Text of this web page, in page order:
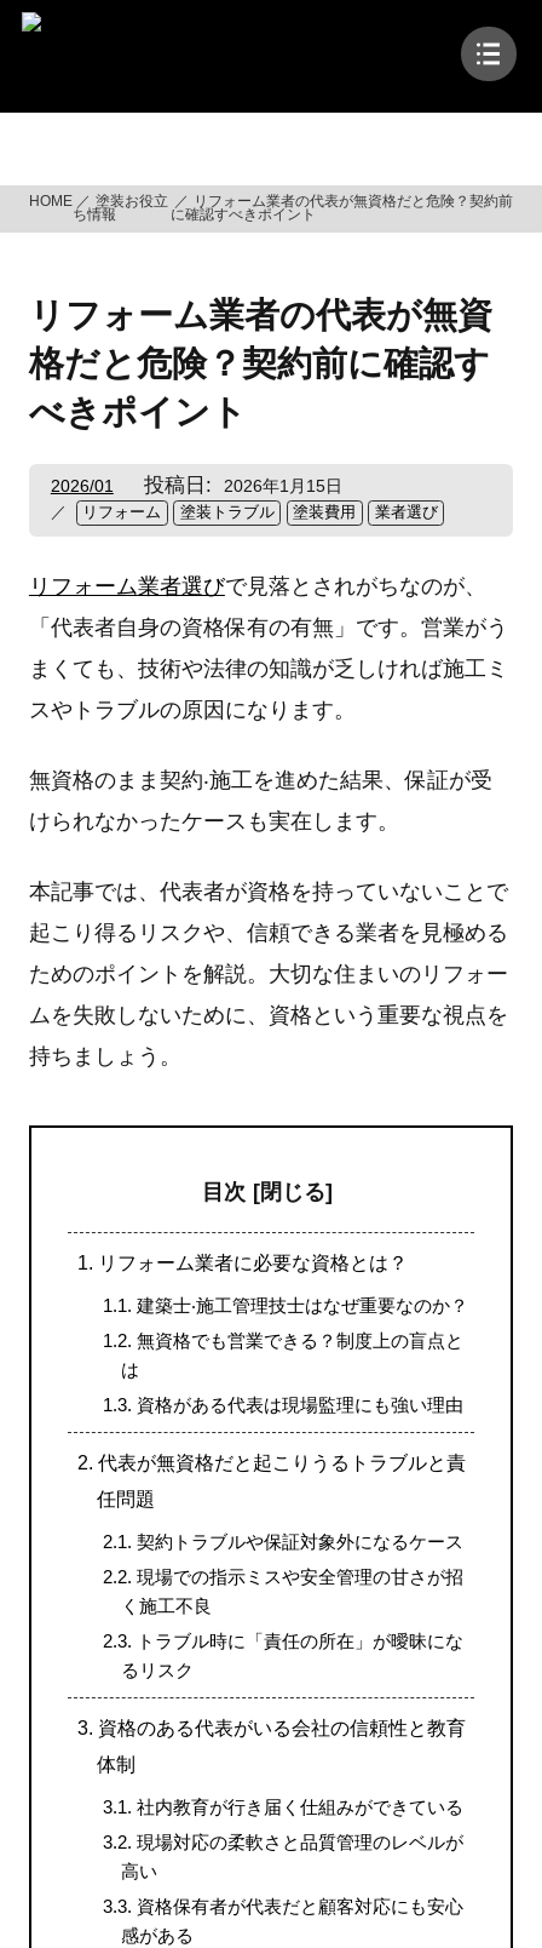
ス
ッ
HOME 塗装お役立
ち情報
リフォーム業者の代表が無資格だと危険？契約前
に確認すべきポイント
リフォーム業者の代表が無資
格だと危険？契約前に確認す
べきポイント
2026/01 投稿日: 2026年1月15日
リフォーム 塗装トラブル 塗装費用 業者選び
リフォーム業者選びで⾒落とされがちなのが、
「代表者⾃⾝の資格保有の有無」です。営業がう
まくても、技術や法律の知識が乏しければ施⼯ミ
スやトラブルの原因になります。
無資格のまま契約‧施⼯を進めた結果、保証が受
けられなかったケースも実在します。
本記事では、代表者が資格を持っていないことで
起こり得るリスクや、信頼できる業者を⾒極める
ためのポイントを解説。⼤切な住まいのリフォー
ムを失敗しないために、資格という重要な視点を
持ちましょう。
目次
1. リフォーム業者に必要な資格とは？
1.1. 建築⼠‧施⼯管理技⼠はなぜ重要なのか？
1.2. 無資格でも営業できる？制度上の盲点と
は
1.3. 資格がある代表は現場監理にも強い理由
2. 代表が無資格だと起こりうるトラブルと責
任問題
2.1. 契約トラブルや保証対象外になるケース
2.2. 現場での指⽰ミスや安全管理の⽢さが招
く施⼯不良
2.3. トラブル時に「責任の所在」が曖昧にな
るリスク
3. 資格のある代表がいる会社の信頼性と教育
体制
3.1. 社内教育が⾏き届く仕組みができている
3.2. 現場対応の柔軟さと品質管理のレベルが
⾼い
3.3. 資格保有者が代表だと顧客対応にも安⼼
感がある